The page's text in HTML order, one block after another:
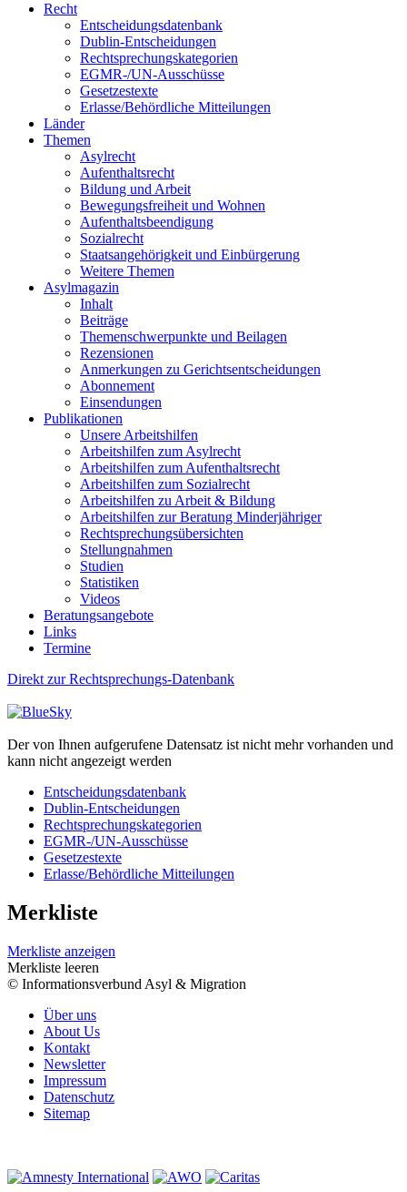
Recht
Entscheidungsdatenbank
Dublin-Entscheidungen
Rechtsprechungskategorien
EGMR-/UN-Ausschüsse
Gesetzestexte
Erlasse/Behördliche Mitteilungen
Länder
Themen
Asylrecht
Aufenthaltsrecht
Bildung und Arbeit
Bewegungsfreiheit und Wohnen
Aufenthaltsbeendigung
Sozialrecht
Staatsangehörigkeit und Einbürgerung
Weitere Themen
Asylmagazin
Inhalt
Beiträge
Themenschwerpunkte und Beilagen
Rezensionen
Anmerkungen zu Gerichtsentscheidungen
Abonnement
Einsendungen
Publikationen
Unsere Arbeitshilfen
Arbeitshilfen zum Asylrecht
Arbeitshilfen zum Aufenthaltsrecht
Arbeitshilfen zum Sozialrecht
Arbeitshilfen zu Arbeit & Bildung
Arbeitshilfen zur Beratung Minderjähriger
Rechtsprechungsübersichten
Stellungnahmen
Studien
Statistiken
Videos
Beratungsangebote
Links
Termine
Direkt zur Rechtsprechungs-Datenbank
Der von Ihnen aufgerufene Datensatz ist nicht mehr vorhanden und
kann nicht angezeigt werden
Entscheidungsdatenbank
Dublin-Entscheidungen
Rechtsprechungskategorien
EGMR-/UN-Ausschüsse
Gesetzestexte
Erlasse/Behördliche Mitteilungen
Merkliste
Merkliste anzeigen
Merkliste leeren
© Informationsverbund Asyl & Migration
Über uns
About Us
Kontakt
Newsletter
Impressum
Datenschutz
Sitemap